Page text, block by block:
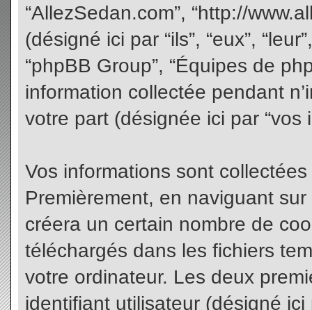
“AllezSedan.com”, “http://
(désigné ici par “ils”, “eux”,
“phpBB Group”, “Équipes de
information collectée pendant
votre part (désignée ici par “vos
Vos informations sont
Premièrement, en naviguant
créera un certain nombre de
téléchargés dans les fichiers
votre ordinateur. Les deux
identifiant utilisateur (désigné ici